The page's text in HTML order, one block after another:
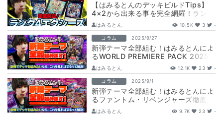
【はみるとんのデッキビルドTips】
4×2から出来る事を完全網羅！ランク
４を最大限活用しよう！
はみるとん 10.5K 3 -
コラム 2025/9/27
新弾テーマ全部組む！はみるとんによ
るWORLD PREMIERE PACK 2025
徹底攻略！
はみるとん 12.1K 23 -
コラム 2025/9/1
新弾テーマ全部組む！はみるとんによ
るファントム・リベンジャーズ徹底攻
略！
はみるとん 9.7K 23 -